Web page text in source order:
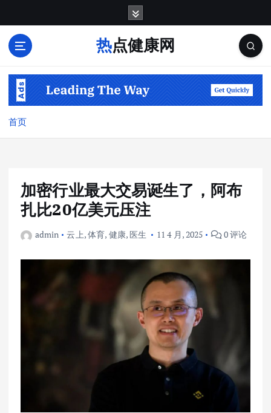
热点健康网
首页
加密行业最大交易诞生了，阿布
扎比20亿美元压注
admin 云上,体育, 健康, 医生 11 4 月, 2025 0 评论